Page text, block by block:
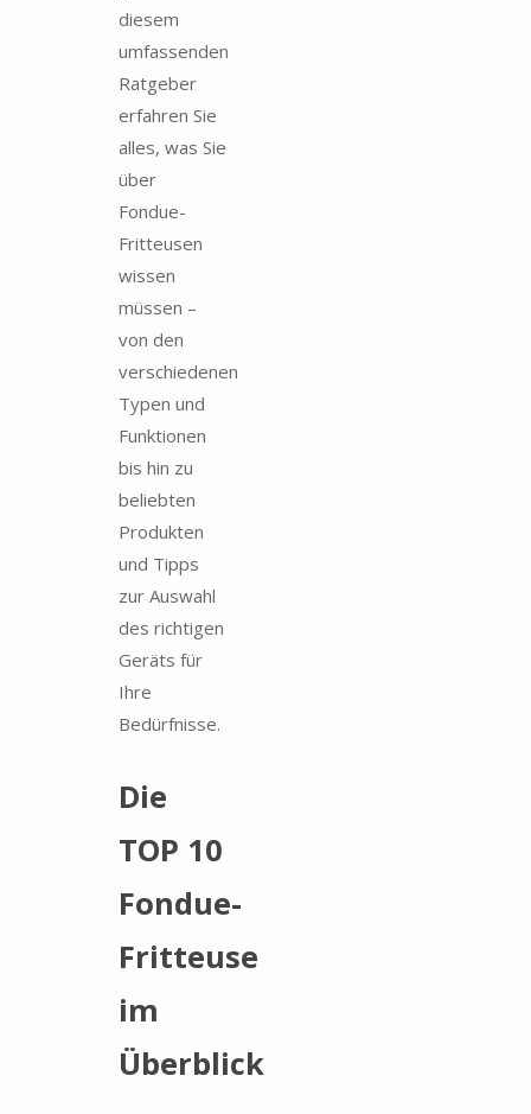
diesem
umfassenden
Ratgeber
erfahren Sie
alles, was Sie
über
Fondue-
Fritteusen
wissen
müssen –
von den
verschiedenen
Typen und
Funktionen
bis hin zu
beliebten
Produkten
und Tipps
zur Auswahl
des richtigen
Geräts für
Ihre
Bedürfnisse.
Die
TOP 10
Fondue-
Fritteuse
im
Überblick